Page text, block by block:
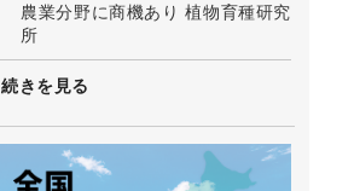
農業分野に商機あり 植物育種研究
所
続きを見る